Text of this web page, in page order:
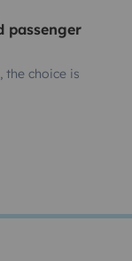
passenger
the choice is